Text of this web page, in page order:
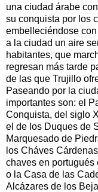
una ciudad árabe
su conquista por los
embelleciéndose
a la ciudad un aire
habitantes, que
regresan más tarde
de las que Trujillo
Paseando por la
importantes son: el
Conquista, del siglo
el de los Duques de
Marquesado de
los Cháves
chaves en portugués
o la Casa de las
Alcázares de los